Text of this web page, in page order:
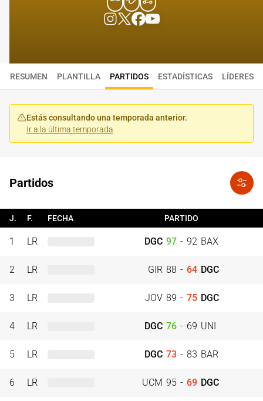
RESUMEN PLANTILLA PARTIDOS ESTADÍSTICAS LÍDERES
Estás consultando una temporada anterior.
Ir a la última temporada
Partidos
J. F. FECHA PARTIDO
1 LR DGC 97 - 92 BAX
2 LR GIR 88 - 64 DGC
3 LR JOV 89 - 75 DGC
4 LR DGC 76 - 69 UNI
5 LR DGC 73 - 83 BAR
6 LR UCM 95 - 69 DGC